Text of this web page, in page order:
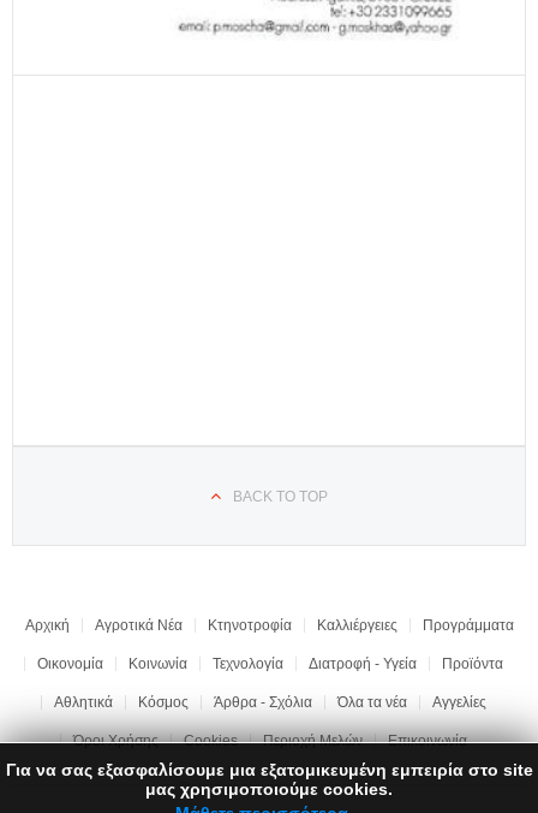
BACK TO TOP
Αρχική Αγροτικά Νέα Κτηνοτροφία Καλλιέργειες Προγράμματα
Οικονομία Κοινωνία Τεχνολογία Διατροφή - Υγεία Προϊόντα
Αθλητικά Κόσμος Άρθρα - Σχόλια Όλα τα νέα Αγγελίες
Όροι Χρήσης Cookies Περιοχή Μελών Επικοινωνία
Για να σας εξασφαλίσουμε μια εξατομικευμένη εμπειρία στο site
μας χρησιμοποιούμε cookies.